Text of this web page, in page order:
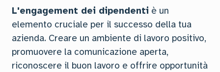
L'engagement dei dipendenti è un
elemento cruciale per il successo della tua
azienda. Creare un ambiente di lavoro positivo,
promuovere la comunicazione aperta,
riconoscere il buon lavoro e offrire opportunità